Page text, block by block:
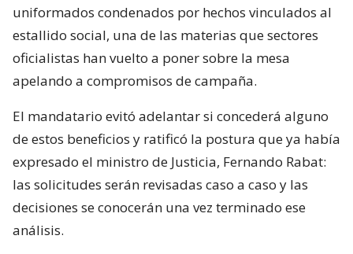
uniformados condenados por hechos vinculados al
estallido social, una de las materias que sectores
oficialistas han vuelto a poner sobre la mesa
apelando a compromisos de campaña.
El mandatario evitó adelantar si concederá alguno
de estos beneficios y ratificó la postura que ya había
expresado el ministro de Justicia, Fernando Rabat:
las solicitudes serán revisadas caso a caso y las
decisiones se conocerán una vez terminado ese
análisis.